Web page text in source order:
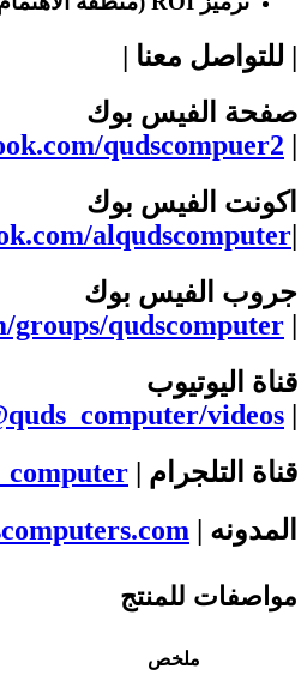
| للتواصل معنا |
صفحة الفيس بوك
qudscompuer2
اكونت الفيس بوك
alqudscomputer/
جروب الفيس بوك
groups/qudscomputer
قناة اليوتيوب
videos
قناة التلجرام |
المدونه |
مواصفات للمنتج
ملخص